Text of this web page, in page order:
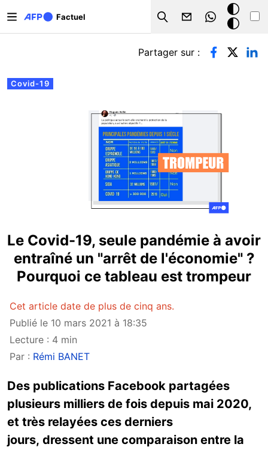
Factuel
Search
Mode
sombre
Onglets principaux
Covid-19
Partager sur :
Le Covid-19, seule pandémie à avoir
entraîné un "arrêt de l'économie" ?
Pourquoi ce tableau est trompeur
Cet article date de plus de cinq ans.
Publié le 10 mars 2021 à 18:35
Lecture : 4 min
Par : Rémi BANET
Des publications Facebook partagées
plusieurs milliers de fois depuis mai 2020,
et très relayées ces derniers
jours, dressent une comparaison entre la